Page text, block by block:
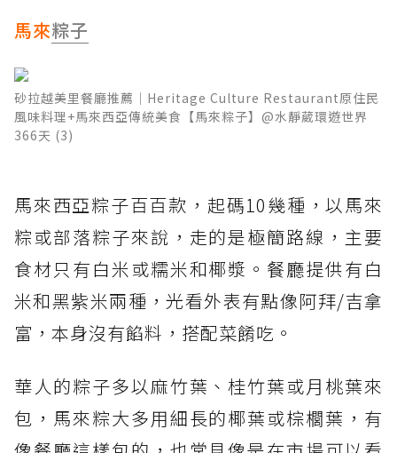
馬來粽子
砂拉越美里餐廳推薦│Heritage Culture Restaurant原住民
風味料理+馬來西亞傳統美食【馬來粽子】@水靜葳環遊世界
366天 (3)
馬來西亞粽子百百款，起碼10幾種，以馬來
粽或部落粽子來說，走的是極簡路線，主要
食材只有白米或糯米和椰漿。餐廳提供有白
米和黑紫米兩種，光看外表有點像阿拜/吉拿
富，本身沒有餡料，搭配菜餚吃。
華人的粽子多以麻竹葉、桂竹葉或月桃葉來
包，馬來粽大多用細長的椰葉或棕櫚葉，有